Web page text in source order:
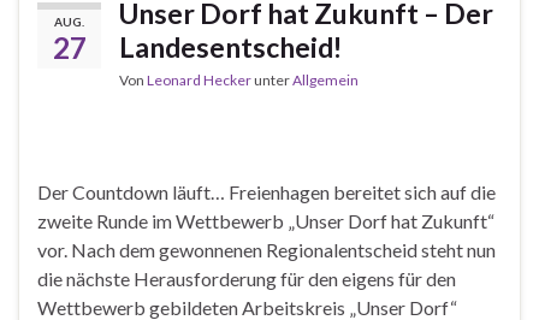
AUG.
27
Unser Dorf hat Zukunft – Der
Landesentscheid!
Von Leonard HeckerunterAllgemein
Der Countdown läuft… Freienhagen bereitet sich auf die
zweite Runde im Wettbewerb „Unser Dorf hat Zukunft“
vor. Nach dem gewonnenen Regionalentscheid steht nun
die nächste Herausforderung für den eigens für den
Wettbewerb gebildeten Arbeitskreis „Unser Dorf“